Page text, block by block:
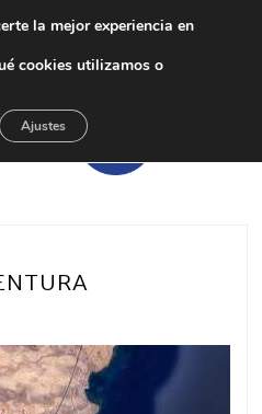
la mejor experiencia en
cookies utilizamos o
Ajustes